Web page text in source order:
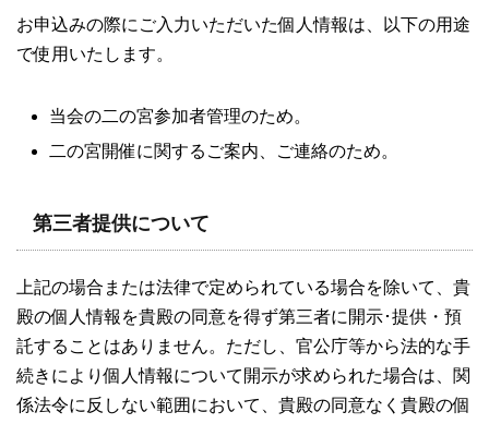
お申込みの際にご入力いただいた個人情報は、以下の用途
で使用いたします。
当会の二の宮参加者管理のため。
二の宮開催に関するご案内、ご連絡のため。
第三者提供について
上記の場合または法律で定められている場合を除いて、貴
殿の個人情報を貴殿の同意を得ず第三者に開示･提供・預
託することはありません。ただし、官公庁等から法的な手
続きにより個人情報について開示が求められた場合は、関
係法令に反しない範囲において、貴殿の同意なく貴殿の個